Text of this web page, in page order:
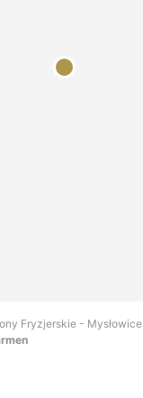
Fryzjerskie - Mysłowice